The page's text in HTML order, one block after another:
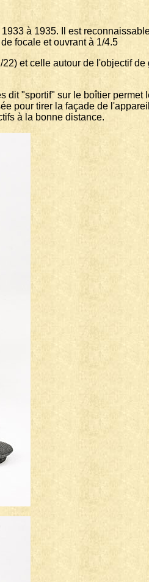
à 1935. Il est
focale et ouvrant à 1/4.5
et celle autour de l'objectif
"sportif" sur le boîtier
pour tirer la façade de
à la bonne distance.